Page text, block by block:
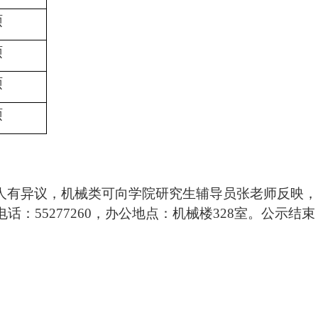
异议，机械类可向学院研究生辅导员张老师反映，
： 55277260 ，办公地点：机械楼328室。公示结束